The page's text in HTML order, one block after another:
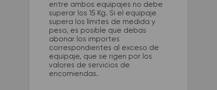
entre ambos equipajes no debe
superar los 15 Kg. Si el equipaje
supera los límites de medida y
peso, es posible que debas
abonar los importes
correspondientes al exceso de
equipaje, que se rigen por los
valores de servicios de
encomiendas.